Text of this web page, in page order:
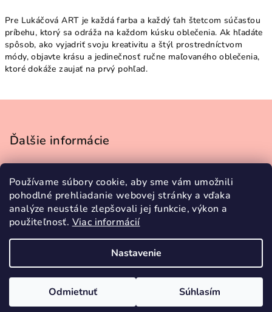
Používame súbory cookie, aby sme vám umožnili
pohodlné prehliadanie webovej stránky a vďaka
analýze neustále zlepšovali jej funkcie, výkon a
použiteľnosť. Viac informácií
Nastavenie
Odmietnuť Súhlasím
Pre Lukáčová ART je každá farba a každý ťah štetcom súčasťou
príbehu, ktorý sa odráža na každom kúsku oblečenia. Ak hľadáte
spôsob, ako vyjadriť svoju kreativitu a štýl prostredníctvom
módy, objavte krásu a jedinečnosť ručne maľovaného oblečenia,
ktoré dokáže zaujať na prvý pohľad.
ä
Ďalšie informácie
Podmienky ochrany osobných údajov
Doprava a platba
Vrátenie tovaru
Tabuľka veľkostí
Kontakty
Lukáčová ART
Vytvoril Shoptet